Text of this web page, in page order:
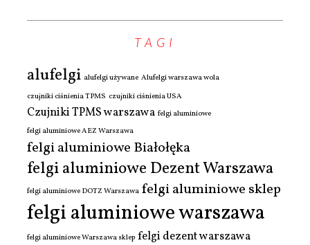
TAGI
alufelgi alufelgi używane Alufelgi warszawa wola
czujniki ciśnienia TPMS czujniki ciśnienia USA
Czujniki TPMS warszawa felgi aluminiowe
felgi aluminiowe AEZ Warszawa
felgi aluminiowe Białołęka
felgi aluminiowe Dezent Warszawa
felgi aluminiowe DOTZ Warszawa felgi aluminiowe sklep
felgi aluminiowe warszawa
felgi aluminiowe Warszawa sklep felgi dezent warszawa